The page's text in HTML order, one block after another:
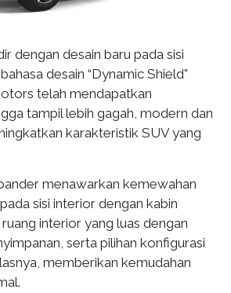
dengan desain baru pada sisi
desain “Dynamic Shield”
telah mendapatkan
tampil lebih gagah, modern dan
karakteristik SUV yang
menawarkan kemewahan
sisi interior dengan kabin
interior yang luas dengan
serta pilihan konfigurasi
memberikan kemudahan